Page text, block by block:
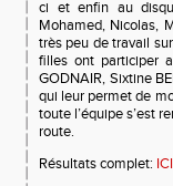
ci et enfin au
Mohamed, Nicolas,
très peu de travail
filles ont participer
GODNAIR, Sixtine
qui leur permet de
toute l’équipe s’est
route.
Résultats complet: ICI